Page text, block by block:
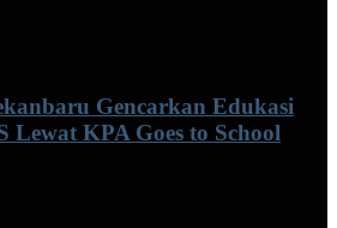
Gencarkan Edukasi
Lewat KPA Goes to School